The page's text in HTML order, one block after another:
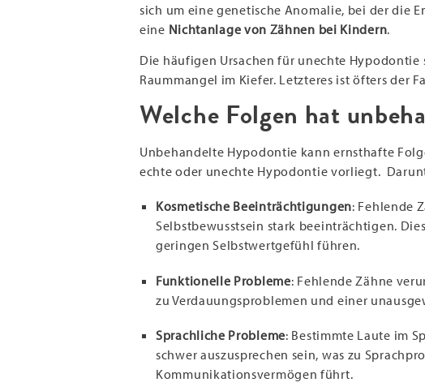
sich um eine genetische Anomalie, bei der die
eine Nichtanlage von Zähnen bei Kindern.
Die häufigen Ursachen für unechte
Raummangel im Kiefer. Letzteres ist öfters der
Welche Folgen hat
Unbehandelte Hypodontie kann ernsthafte
echte oder unechte Hypodontie vorliegt.
Kosmetische Beeinträchtigungen: Fehlende
Selbstbewusstsein stark beeinträchtigen.
geringen Selbstwertgefühl führen.
Funktionelle Probleme: Fehlende Zähne
zu Verdauungsproblemen und einer
Sprachliche Probleme: Bestimmte Laute im
schwer auszusprechen sein, was zu
Kommunikationsvermögen führt.